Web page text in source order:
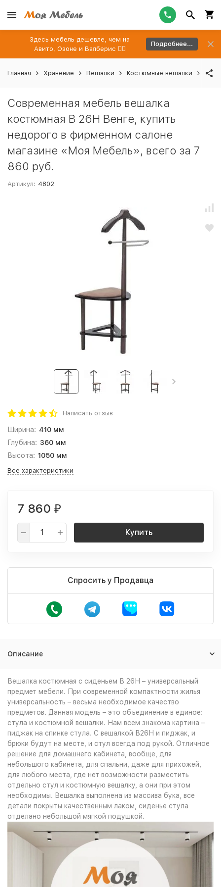
Здесь мебель дешевле, чем на
Авито, Озоне и Валберис 👉🏻
Подробнее...
Главная Хранение Вешалки Костюмные вешалки
Современная мебель вешалка
костюмная В 26Н Венге, купить
недорого в фирменном салоне
магазине «Моя Мебель», всего за 7
860 руб.
Артикул: 4802
Написать отзыв
Ширина: 410 мм
Глубина: 360 мм
Высота: 1050 мм
Все характеристики
7 860 ₽
Купить
Спросить у Продавца
Описание
Вешалка костюмная с сиденьем В 26Н – универсальный
предмет мебели. При современной компактности жилья
универсальность – весьма необходимое качество
предметов. Данная модель – это объединение в единое:
стула и костюмной вешалки. Нам всем знакома картина –
пиджак на спинке стула. С вешалкой В26Н и пиджак, и
брюки будут на месте, и стул всегда под рукой. Отличное
решение для домашнего кабинета, вообще, для
небольшого кабинета, для спальни, даже для прихожей,
для любого места, где нет возможности разместить
отдельно стул и костюмную вешалку, а они при этом
необходимы. Вешалка выполнена из массива бука, все
детали покрыты качественным лаком, сиденье стула
отделано небольшой мягкой подушкой.